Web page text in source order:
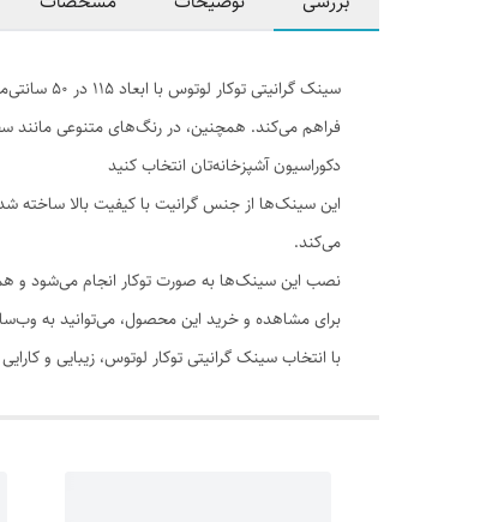
فراهم می‌کند. همچنین، در رنگ‌های متنوعی
دکوراسیون آشپزخانه‌تان انتخاب کنید
این سینک‌ها از جنس گرانیت با کیفیت بالا ساخته
می‌کند.
نصب این سینک‌ها به صورت توکار انجام می‌شود و
برای مشاهده و خرید این محصول، می‌توانید به
با انتخاب سینک گرانیتی توکار لوتوس، زیبایی و